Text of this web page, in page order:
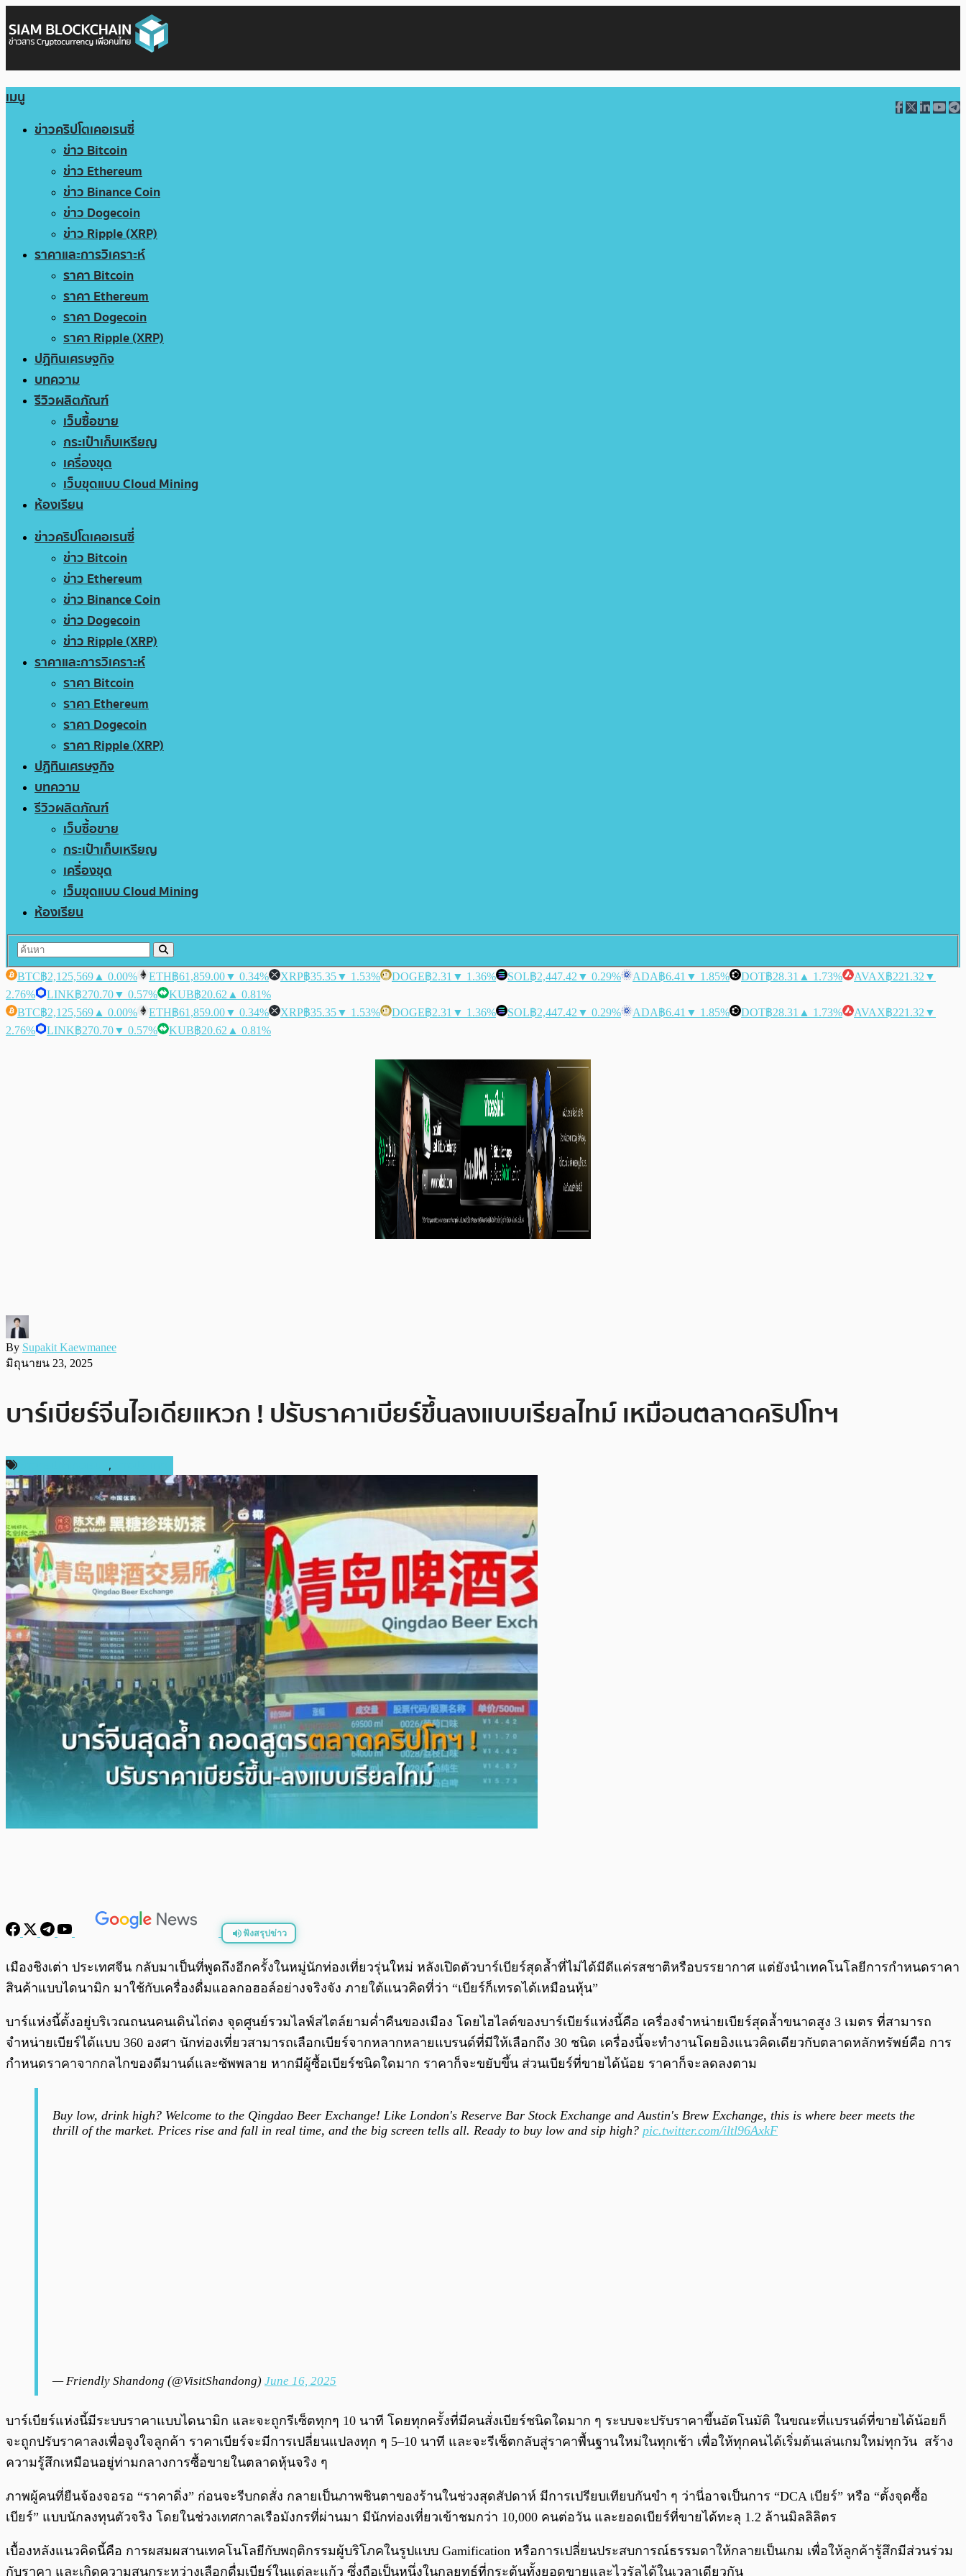
เมนู
ข่าวคริปโตเคอเรนซี่
ข่าว Bitcoin
ข่าว Ethereum
ข่าว Binance Coin
ข่าว Dogecoin
ข่าว Ripple (XRP)
ราคาและการวิเคราะห์
ราคา Bitcoin
ราคา Ethereum
ราคา Dogecoin
ราคา Ripple (XRP)
ปฏิทินเศรษฐกิจ
บทความ
รีวิวผลิตภัณฑ์
เว็บซื้อขาย
กระเป๋าเก็บเหรียญ
เครื่องขุด
เว็บขุดแบบ Cloud Mining
ห้องเรียน
ข่าวคริปโตเคอเรนซี่
ข่าว Bitcoin
ข่าว Ethereum
ข่าว Binance Coin
ข่าว Dogecoin
ข่าว Ripple (XRP)
ราคาและการวิเคราะห์
ราคา Bitcoin
ราคา Ethereum
ราคา Dogecoin
ราคา Ripple (XRP)
ปฏิทินเศรษฐกิจ
บทความ
รีวิวผลิตภัณฑ์
เว็บซื้อขาย
กระเป๋าเก็บเหรียญ
เครื่องขุด
เว็บขุดแบบ Cloud Mining
ห้องเรียน
BTC฿2,125,569 ▲ 0.00% ETH฿61,859.00▼ 0.34% XRP฿35.35▼ 1.53% DOGE฿2.31 ▼ 1.36% SOL฿2,447.42 ▼ 0.29% ADA฿6.41 ▼ 1.85% DOT฿28.31 ▲ 1.73% AVAX฿221.32 ▼
2.76%
LINK฿270.70▼ 0.57% KUB฿20.62 ▲ 0.81%
BTC฿2,125,569 ▲ 0.00% ETH฿61,859.00▼ 0.34% XRP฿35.35▼ 1.53% DOGE฿2.31 ▼ 1.36% SOL฿2,447.42 ▼ 0.29% ADA฿6.41 ▼ 1.85% DOT฿28.31 ▲ 1.73% AVAX฿221.32 ▼
2.76%
LINK฿270.70▼ 0.57% KUB฿20.62 ▲ 0.81%
By Supakit Kaewmanee
มิถุนายน 23, 2025
บาร์เบียร์จีนไอเดียแหวก ! ปรับราคาเบียร์ขึ้นลงแบบเรียลไทม์ เหมือนตลาดคริปโทฯ
,
ฟังสรุปข่าว
พร้อมเล่น 0:00 /0:00
เมืองชิงเต่า ประเทศจีน กลับมาเป็นที่พูดถึงอีกครั้งในหมู่นักท่องเที่ยวรุ่นใหม่ หลังเปิดตัวบาร์เบียร์สุดล้ำที่ไม่ได้มีดีแค่รสชาติหรือบรรยากาศ แต่ยังนำเทคโนโลยีการกำหนดราคา
สินค้าแบบไดนามิก มาใช้กับเครื่องดื่มแอลกอฮอล์อย่างจริงจัง ภายใต้แนวคิดที่ว่า “เบียร์ก็เทรดได้เหมือนหุ้น”
บาร์แห่งนี้ตั้งอยู่บริเวณถนนคนเดินไถ่ตง จุดศูนย์รวมไลฟ์สไตล์ยามค่ำคืนของเมือง โดยไฮไลต์ของบาร์เบียร์แห่งนี้คือ เครื่องจำหน่ายเบียร์สุดล้ำขนาดสูง 3 เมตร ที่สามารถ
จำหน่ายเบียร์ได้แบบ 360 องศา นักท่องเที่ยวสามารถเลือกเบียร์จากหลากหลายแบรนด์ที่มีให้เลือกถึง 30 ชนิด เครื่องนี้จะทำงานโดยอิงแนวคิดเดียวกับตลาดหลักทรัพย์คือ การ
กำหนดราคาจากกลไกของดีมานด์และซัพพลาย หากมีผู้ซื้อเบียร์ชนิดใดมาก ราคาก็จะขยับขึ้น ส่วนเบียร์ที่ขายได้น้อย ราคาก็จะลดลงตาม
Buy low, drink high? Welcome to the Qingdao Beer Exchange! Like London's Reserve Bar Stock Exchange and Austin's Brew Exchange, this is where beer meets the
thrill of the market. Prices rise and fall in real time, and the big screen tells all. Ready to buy low and sip high? pic.twitter.com/iltl96AxkF
— Friendly Shandong (@VisitShandong) June 16, 2025
บาร์เบียร์แห่งนี้มีระบบราคาแบบไดนามิก และจะถูกรีเซ็ตทุกๆ 10 นาที โดยทุกครั้งที่มีคนสั่งเบียร์ชนิดใดมาก ๆ ระบบจะปรับราคาขึ้นอัตโนมัติ ในขณะที่แบรนด์ที่ขายได้น้อยก็
จะถูกปรับราคาลงเพื่อจูงใจลูกค้า ราคาเบียร์จะมีการเปลี่ยนแปลงทุก ๆ 5–10 นาที และจะรีเซ็ตกลับสู่ราคาพื้นฐานใหม่ในทุกเช้า เพื่อให้ทุกคนได้เริ่มต้นเล่นเกมใหม่ทุกวัน สร้าง
ความรู้สึกเหมือนอยู่ท่ามกลางการซื้อขายในตลาดหุ้นจริง ๆ
ภาพผู้คนที่ยืนจ้องจอรอ “ราคาดิ่ง” ก่อนจะรีบกดสั่ง กลายเป็นภาพชินตาของร้านในช่วงสุดสัปดาห์ มีการเปรียบเทียบกันขำ ๆ ว่านี่อาจเป็นการ “DCA เบียร์” หรือ “ตั้งจุดซื้อ
เบียร์” แบบนักลงทุนตัวจริง โดยในช่วงเทศกาลเรือมังกรที่ผ่านมา มีนักท่องเที่ยวเข้าชมกว่า 10,000 คนต่อวัน และยอดเบียร์ที่ขายได้ทะลุ 1.2 ล้านมิลลิลิตร
เบื้องหลังแนวคิดนี้คือ การผสมผสานเทคโนโลยีกับพฤติกรรมผู้บริโภคในรูปแบบ Gamification หรือการเปลี่ยนประสบการณ์ธรรมดาให้กลายเป็นเกม เพื่อให้ลูกค้ารู้สึกมีส่วนร่วม
กับราคา และเกิดความสนุกระหว่างเลือกดื่มเบียร์ในแต่ละแก้ว ซึ่งถือเป็นหนึ่งในกลยุทธ์ที่กระตุ้นทั้งยอดขายและไวรัลได้ในเวลาเดียวกัน